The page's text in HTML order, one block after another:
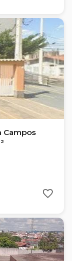
Campos